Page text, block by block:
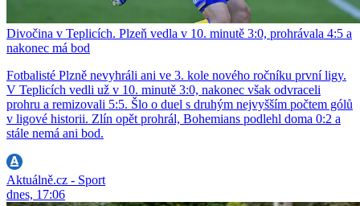
Divočina v Teplicích. Plzeň vedla v 10. minutě 3:0, prohrávala 4:5 a
nakonec má bod
Fotbalisté Plzně nevyhráli ani ve 3. kole nového ročníku první ligy.
V Teplicích vedli už v 10. minutě 3:0, nakonec však odvraceli
prohru a remizovali 5:5. Šlo o duel s druhým nejvyšším počtem gólů
v ligové historii. Zlín opět prohrál, Bohemians podlehl doma 0:2 a
stále nemá ani bod.
Aktuálně.cz - Sport
dnes, 17:06